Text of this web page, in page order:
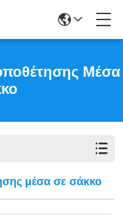
Μέσα
μέσα σε σάκκο